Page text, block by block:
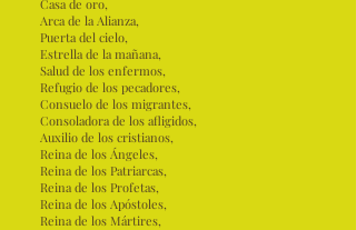
Casa de oro,
Arca de la Alianza,
Puerta del cielo,
Estrella de la mañana,
Salud de los enfermos,
Refugio de los pecadores,
Consuelo de los migrantes,
Consoladora de los afligidos,
Auxilio de los cristianos,
Reina de los Ángeles,
Reina de los Patriarcas,
Reina de los Profetas,
Reina de los Apóstoles,
Reina de los Mártires,